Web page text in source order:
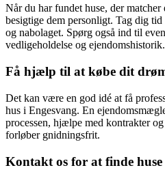
Når du har fundet huse, der
besigtige dem personligt. Tag dig
og nabolaget. Spørg også ind til
vedligeholdelse og ejendomshistorik.
Få hjælp til at købe dit
Det kan være en god idé at få
hus i Engesvang. En
processen, hjælpe med kontrakter
forløber gnidningsfrit.
Kontakt os for at finde